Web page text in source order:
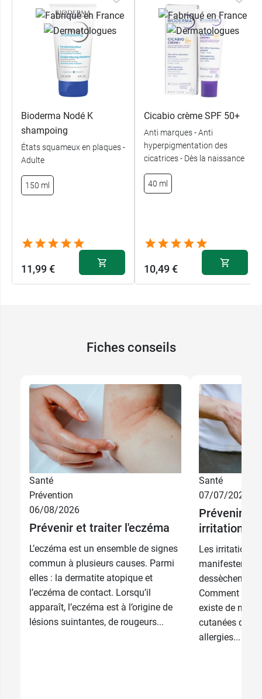
Bioderma Nodé K
shampoing
États squameux en plaques -
Adulte
150 ml
11,99 €
Cicabio crème SPF 50+
Anti marques - Anti
hyperpigmentation des
cicatrices - Dès la naissance
40 ml
10,49 €
Fiches conseils
Santé
Prévention
06/08/2026
Prévenir et traiter l'eczéma
L’eczéma est un ensemble de signes
commun à plusieurs causes. Parmi
elles : la dermatite atopique et
l’eczéma de contact. Lorsqu’il
apparaît, l’eczéma est à l’origine de
lésions suintantes, de rougeurs...
Santé
07/07/2026
Prévenir et
irritations
Les irritations
manifestent
dessèchement
Comment
existe de
cutanées qui
allergies...